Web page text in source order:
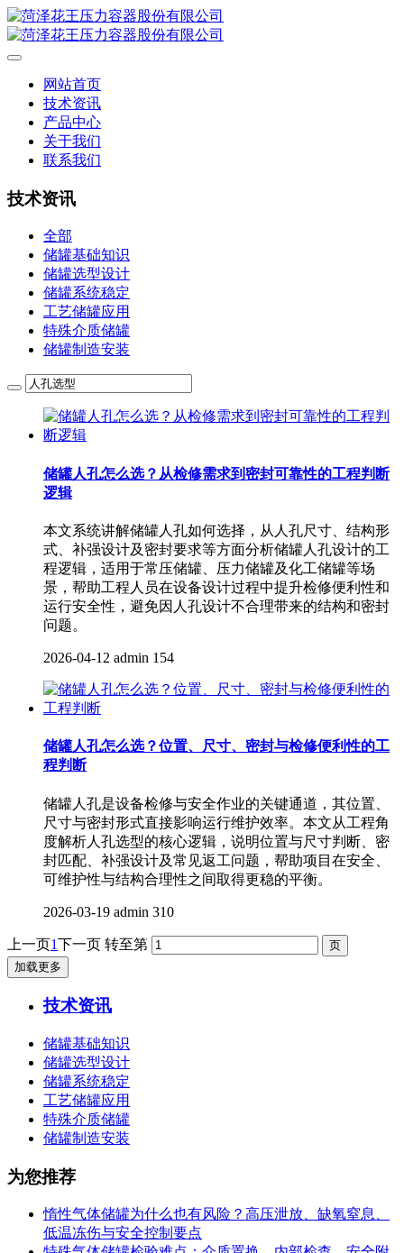
网站首页
技术资讯
产品中心
关于我们
联系我们
技术资讯
全部
储罐基础知识
储罐选型设计
储罐系统稳定
工艺储罐应用
特殊介质储罐
储罐制造安装
储罐人孔怎么选？从检修需求到密封可靠性的工程判断
逻辑
本文系统讲解储罐人孔如何选择，从人孔尺寸、结构形
式、补强设计及密封要求等方面分析储罐人孔设计的工
程逻辑，适用于常压储罐、压力储罐及化工储罐等场
景，帮助工程人员在设备设计过程中提升检修便利性和
运行安全性，避免因人孔设计不合理带来的结构和密封
问题。
2026-04-12 admin 154
储罐人孔怎么选？位置、尺寸、密封与检修便利性的工
程判断
储罐人孔是设备检修与安全作业的关键通道，其位置、
尺寸与密封形式直接影响运行维护效率。本文从工程角
度解析人孔选型的核心逻辑，说明位置与尺寸判断、密
封匹配、补强设计及常见返工问题，帮助项目在安全、
可维护性与结构合理性之间取得更稳的平衡。
2026-03-19 admin 310
上一页1下一页 转至第
加载更多
技术资讯
储罐基础知识
储罐选型设计
储罐系统稳定
工艺储罐应用
特殊介质储罐
储罐制造安装
为您推荐
惰性气体储罐为什么也有风险？高压泄放、缺氧窒息、
低温冻伤与安全控制要点